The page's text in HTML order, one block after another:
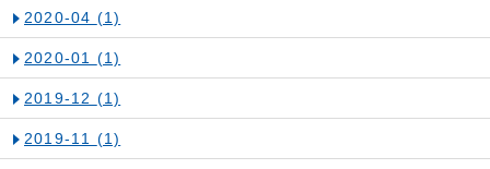
2020-04 (1)
2020-01 (1)
2019-12 (1)
2019-11 (1)